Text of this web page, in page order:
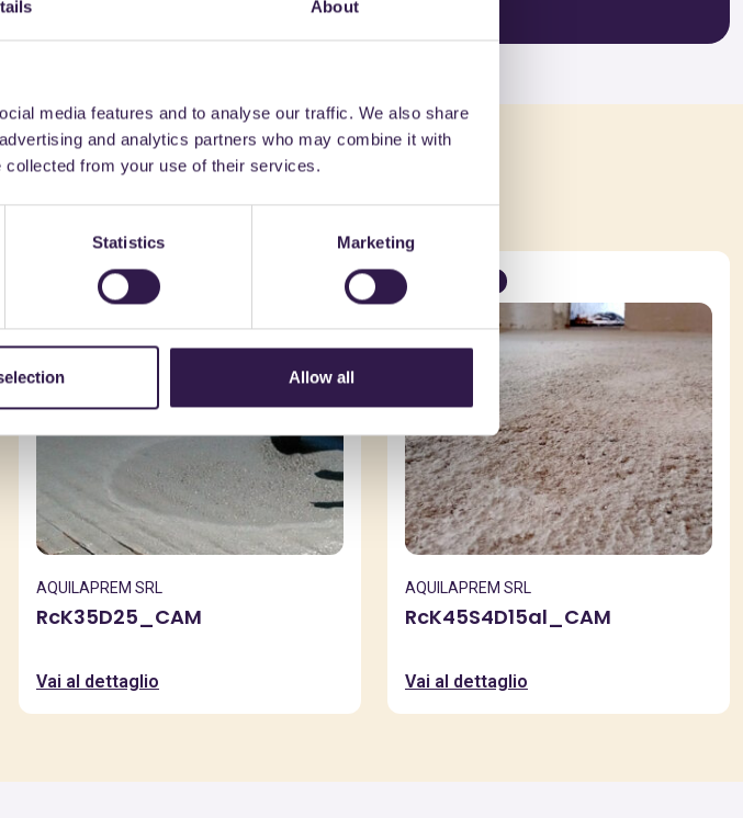
About
media features and to analyse our traffic. We also share
and analytics partners who may combine it with
collected from your use of their services.
Statistics Marketing
Allow all
anche
C
AQUILAPREM SRL
RcK35D25_CAM
Vai al dettaglio
AQUILAPREM SRL
RcK45S4D15al_CAM
Vai al dettaglio